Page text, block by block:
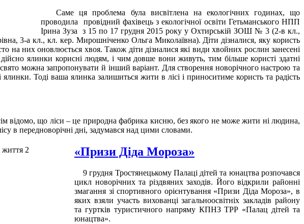
Саме ця проблема була висвітлена на екологічних годинах, що
проводила провідний фахівець з екологічної освіти Гетьманського НПП
Ірина Зуза з 15 по 17 грудня 2015 року у Охтирській ЗОШ № 3 (2-в кл.,
3-а кл., кл. кер. Мирошніченко Ольга Миколаївна). Діти дізналися, яку користь
на них оновлюється хвоя. Також діти дізналися які види хвойних рослин занесені
ялинки корисні людям, і чим довше вони живуть, тим більше користі здатні
можна запропонувати й інший варіант. Для створення новорічного настрою та
Тоді ваша ялинка залишиться жити в лісі і приноситиме користь та радість
відомо, що ліси – це природна фабрика кисню, без якого не може жити ні людина,
в передноворічні дні, задумався над цими словами.
«Призи Діда Мороза»
9 грудня Тростянецькому Палаці дітей та юнацтва розпочався
цикл новорічних та різдвяних заходів. Його відкрили районні
змагання зі спортивного орієнтування «Призи Діда Мороза», в
яких взяли участь вихованці загальноосвітніх закладів району
та гуртків туристичного напряму КПНЗ ТРР «Палац дітей та
юнацтва».